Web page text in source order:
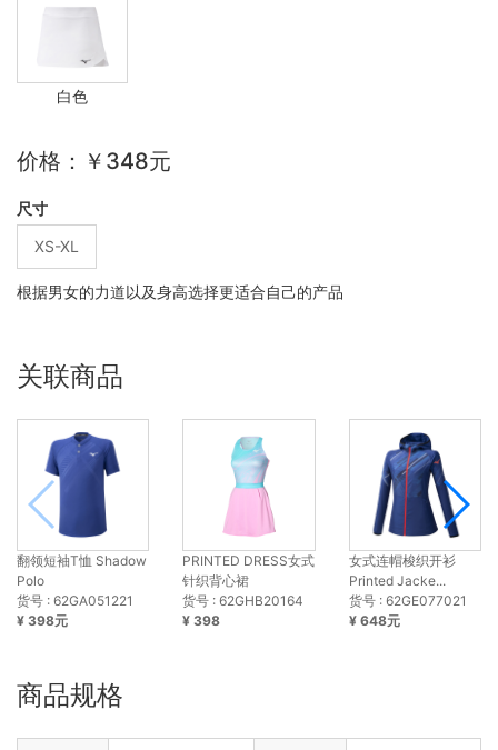
白色
价格：￥348元
尺寸
XS-XL
根据男女的力道以及身高选择更适合自己的产品
关联商品
翻领短袖T恤 Shadow
Polo
货号 : 62GA051221
¥ 398元
PRINTED DRESS女式
针织背心裙
货号 : 62GHB20164
¥ 398
女式连帽梭织开衫
Printed Jacke...
货号 : 62GE077021
¥ 648元
商品规格